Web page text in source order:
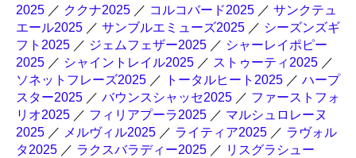
2025 ／ ククナ2025 ／ コルコバード2025 ／ サンクテュ
エール2025 ／ サンブルエミューズ2025 ／ シーズンズギ
フト2025 ／ ジェムフェザー2025 ／ シャーレイポピー
2025 ／ シャイントレイル2025 ／ ストゥーティ2025 ／
ソネットフレーズ2025 ／ トータルヒート2025 ／ ハープ
スター2025 ／ バウンスシャッセ2025 ／ ファーストフォ
リオ2025 ／ フィリアプーラ2025 ／ マルシュロレーヌ
2025 ／ メルヴィル2025 ／ ライティア2025 ／ ラヴォル
タ2025 ／ ラクスバラディー2025 ／ リスグラシュー